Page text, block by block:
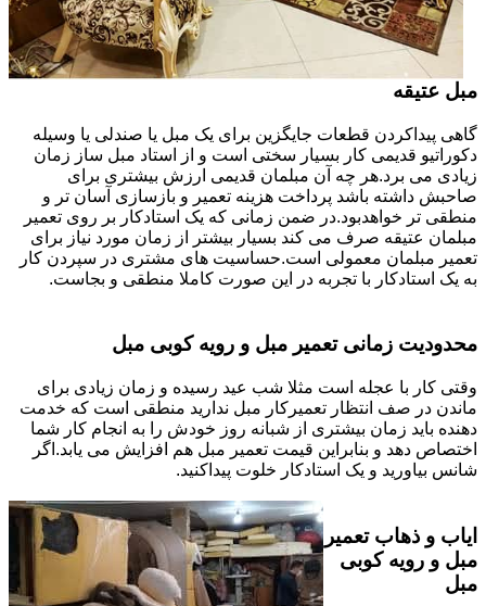
مبل عتیقه
گاهی پیداکردن قطعات جایگزین برای یک مبل یا صندلی یا وسیله
دکوراتیو قدیمی کار بسیار سختی است و از استاد مبل ساز زمان
زیادی می برد.هر چه آن مبلمان قدیمی ارزش بیشتری برای
صاحبش داشته باشد پرداخت هزینه تعمیر و بازسازی آسان تر و
منطقی تر خواهدبود.در ضمن زمانی که یک استادکار بر روی تعمیر
مبلمان عتیقه صرف می کند بسیار بیشتر از زمان مورد نیاز برای
تعمیر مبلمان معمولی است.حساسیت های مشتری در سپردن کار
به یک استادکار با تجربه در این صورت کاملا منطقی و بجاست.
محدودیت زمانی تعمیر مبل و رویه کوبی مبل
وقتی کار با عجله است مثلا شب عید رسیده و زمان زیادی برای
ماندن در صف انتظار تعمیرکار مبل ندارید منطقی است که خدمت
دهنده باید زمان بیشتری از شبانه روز خودش را به انجام کار شما
اختصاص دهد و بنابراین قیمت تعمیر مبل هم افزایش می یابد.اگر
شانس بیاورید و یک استادکار خلوت پیداکنید.
ایاب و ذهاب تعمیر
مبل و رویه کوبی
مبل